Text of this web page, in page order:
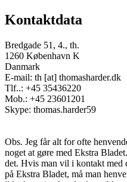
Kontaktdata
Bredgade 51, 4., th.
1260 København K
Danmark
E-mail: th [at] thomasharder.dk
Tlf..: +45 35436220
Mob.: +45 23601201
Skype: thomas.harder59
Obs. Jeg får alt for ofte
noget at gøre med Ekstra
det. Hvis man vil i kontakt med
på Ekstra Bladet, må man